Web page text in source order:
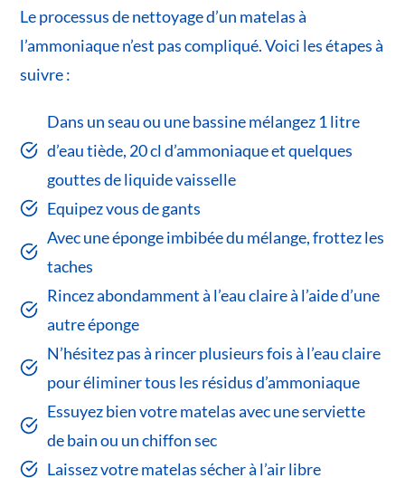
Le processus de nettoyage d’un matelas à
l’ammoniaque n’est pas compliqué. Voici les étapes à
suivre :
Dans un seau ou une bassine mélangez 1 litre
d’eau tiède, 20 cl d’ammoniaque et quelques
gouttes de liquide vaisselle
Equipez vous de gants
Avec une éponge imbibée du mélange, frottez les
taches
Rincez abondamment à l’eau claire à l’aide d’une
autre éponge
N’hésitez pas à rincer plusieurs fois à l’eau claire
pour éliminer tous les résidus d’ammoniaque
Essuyez bien votre matelas avec une serviette
de bain ou un chiffon sec
Laissez votre matelas sécher à l’air libre